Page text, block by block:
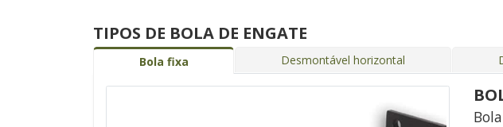
TIPOS DE BOLA DE ENGATE
Bola fixa Desmontável horizontal